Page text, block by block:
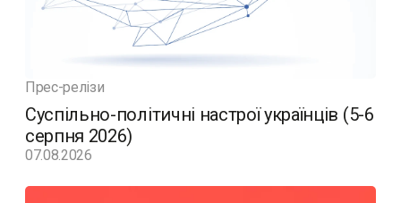
Прес-релізи
Суспільно-політичні настрої українців (5-6
серпня 2026)
07.08.2026